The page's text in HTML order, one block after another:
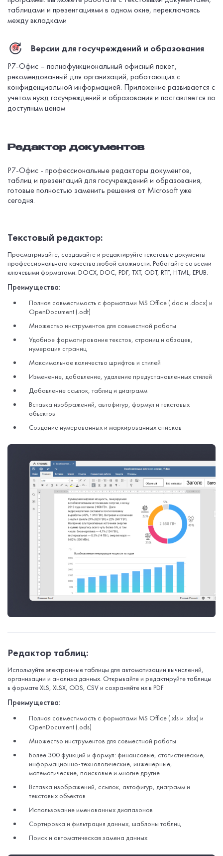
таблицами и презентациями в одном окне, переключаясь
между вкладками
Версии для госучреждений и образования
Р7-Офис – полнофункциональный офисный пакет,
рекомендованный для организаций, работающих с
конфиденциальной информацией. Приложение развивается с
учетом нужд госучреждений и образования и поставляется по
доступным ценам
Редактор документов
Р7-Офис - профессиональные редакторы документов,
таблиц и презентаций для госучреждений и образования,
готовые полностью заменить решения от Microsoft уже
сегодня.
Текстовый редактор:
Просматривайте, создавайте и редактируйте текстовые документы
профессионального качества любой сложности. Работайте со всеми
ключевыми форматами: DOCX, DOC, PDF, TXT, ODT, RTF, HTML, EPUB.
Преимущества:
Полная совместимость с форматами MS Office (.doc и .docx) и
OpenDocument (.odt)
Множество инструментов для совместной работы
Удобное форматирование текстов, страниц и абзацев,
нумерация страниц
Максимальное количество шрифтов и стилей
Изменение, добавление, удаление предустановленных стилей
Добавление ссылок, таблиц и диаграмм
Вставка изображений, автофигур, формул и текстовых
объектов
Создание нумерованных и маркированных списков
Редактор таблиц:
Используйте электронные таблицы для автоматизации вычислений,
организации и анализа данных. Открывайте и редактируйте таблицы
в формате XLS, XLSX, ODS, CSV и сохраняйте их в PDF
Преимущества:
Полная совместимость с форматами MS Office (.xls и .xlsx) и
OpenDocument (.ods)
Множество инструментов для совместной работы
Более 300 функций и формул: финансовые, статистические,
информационно-технологические, инженерные,
математические, поисковые и многие другие
Вставка изображений, ссылок, автофигур, диаграмм и
текстовых объектов
Использование именованных диапазонов
Сортировка и фильтрация данных, шаблоны таблиц
Поиск и автоматическая замена данных